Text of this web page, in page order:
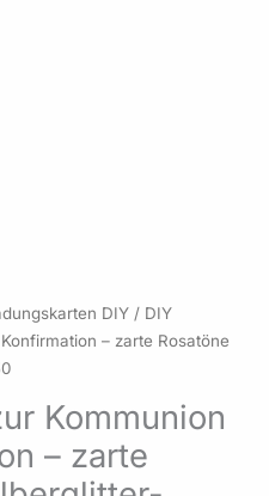
DIY / DIY
– zarte Rosatöne
Kommunion
– zarte
€
€